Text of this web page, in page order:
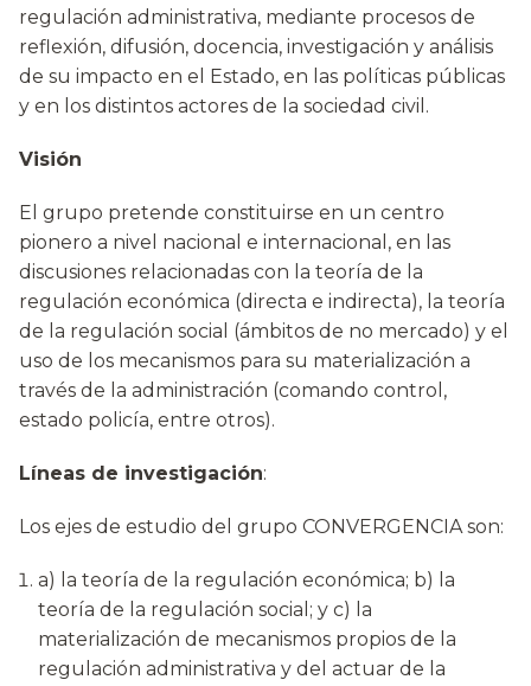
regulación administrativa, mediante procesos de
reflexión, difusión, docencia, investigación y análisis
de su impacto en el Estado, en las políticas públicas
y en los distintos actores de la sociedad civil.
Visión
El grupo pretende constituirse en un centro
pionero a nivel nacional e internacional, en las
discusiones relacionadas con la teoría de la
regulación económica (directa e indirecta), la teoría
de la regulación social (ámbitos de no mercado) y el
uso de los mecanismos para su materialización a
través de la administración (comando control,
estado policía, entre otros).
Líneas de investigación:
Los ejes de estudio del grupo CONVERGENCIA son:
a) la teoría de la regulación económica; b) la
teoría de la regulación social; y c) la
materialización de mecanismos propios de la
regulación administrativa y del actuar de la